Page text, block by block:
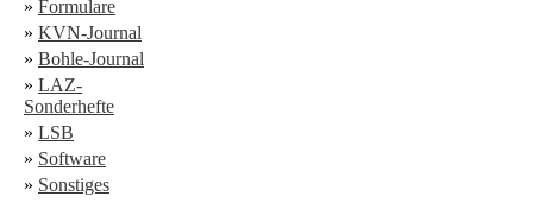
» Formulare
» KVN-Journal
» Bohle-Journal
» LAZ-
Sonderhefte
» LSB
» Software
» Sonstiges